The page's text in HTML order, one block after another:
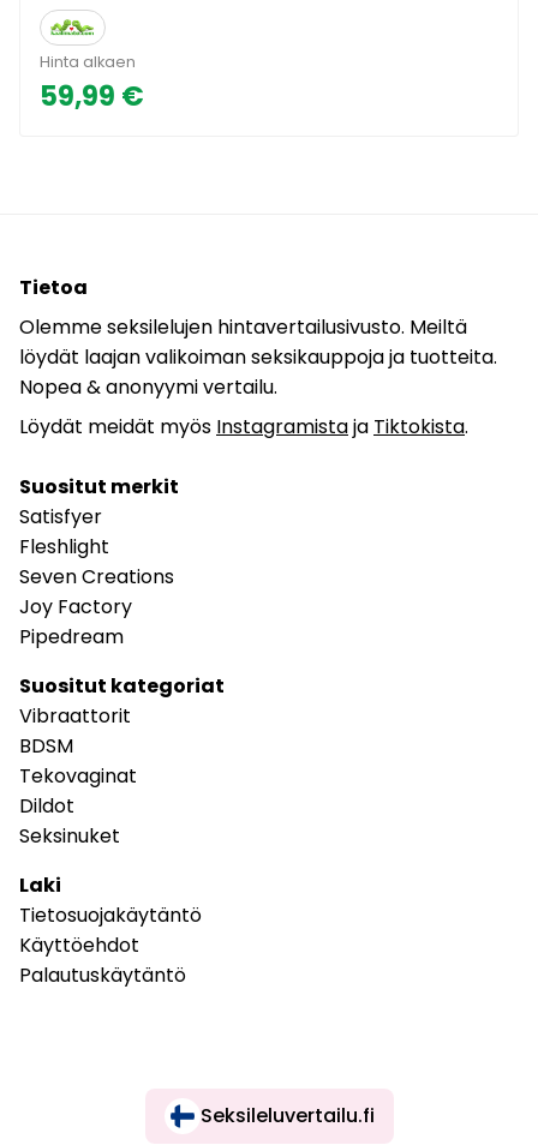
Hinta alkaen
59,99 €
Tietoa
Olemme seksilelujen hintavertailusivusto. Meiltä
löydät laajan valikoiman seksikauppoja ja tuotteita.
Nopea & anonyymi vertailu.
Löydät meidät myös Instagramistaja Tiktokista.
Suositut merkit
Satisfyer
Fleshlight
Seven Creations
Joy Factory
Pipedream
Suositut kategoriat
Vibraattorit
BDSM
Tekovaginat
Dildot
Seksinuket
Laki
Tietosuojakäytäntö
Käyttöehdot
Palautuskäytäntö
Seksileluvertailu.fi